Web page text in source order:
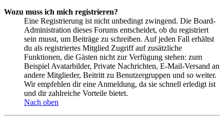
Wozu muss ich mich registrieren?
Eine Registrierung ist nicht unbedingt zwingend. Die Board-
Administration dieses Forums entscheidet, ob du registriert
sein musst, um Beiträge zu schreiben. Auf jeden Fall erhältst
du als registriertes Mitglied Zugriff auf zusätzliche
Funktionen, die Gästen nicht zur Verfügung stehen: zum
Beispiel Avatarbilder, Private Nachrichten, E-Mail-Versand an
andere Mitglieder, Beitritt zu Benutzergruppen und so weiter.
Wir empfehlen dir eine Anmeldung, da sie schnell erledigt ist
und dir zahlreiche Vorteile bietet.
Nach oben